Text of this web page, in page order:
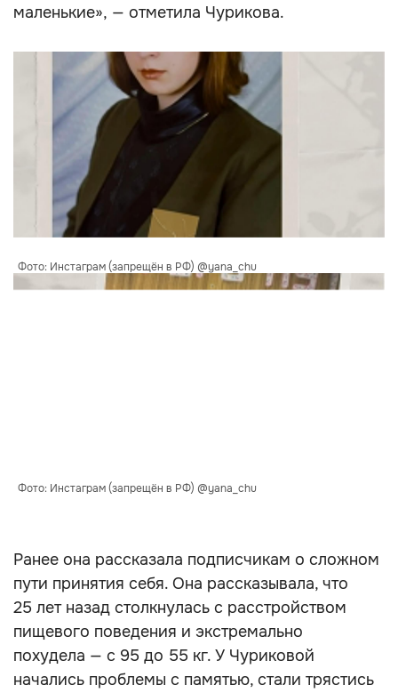
маленькие», — отметила Чурикова.
Фото: Инстаграм (запрещён в РФ) @yana_chu
Фото: Инстаграм (запрещён в РФ) @yana_chu
Ранее она рассказала подписчикам о сложном
пути принятия себя. Она рассказывала, что
25 лет назад столкнулась с расстройством
пищевого поведения и экстремально
похудела — с 95 до 55 кг. У Чуриковой
начались проблемы с памятью, стали трястись